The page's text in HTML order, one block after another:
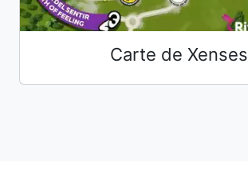
Carte de Xenses